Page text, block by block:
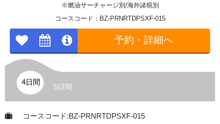
※燃油サーチャージ別/海外諸税別
コースコード：BZ-PRNRTDPSXF-015
予約・詳細へ
4日間
5日間
コースコード:BZ-PRNRTDPSXF-015